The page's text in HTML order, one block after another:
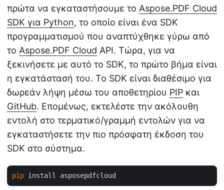
πρώτα να εγκαταστήσουμε το Aspose.PDF Cloud
SDK για Python, το οποίο είναι ένα SDK
προγραμματισμού που αναπτύχθηκε γύρω από
το Aspose.PDF Cloud API. Τώρα, για να
ξεκινήσετε με αυτό το SDK, το πρώτο βήμα είναι
η εγκατάστασή του. Το SDK είναι διαθέσιμο για
δωρεάν λήψη μέσω του αποθετηρίου PIP και
GitHub. Επομένως, εκτελέστε την ακόλουθη
εντολή στο τερματικό/γραμμή εντολών για να
εγκαταστήσετε την πιο πρόσφατη έκδοση του
SDK στο σύστημα.
pip